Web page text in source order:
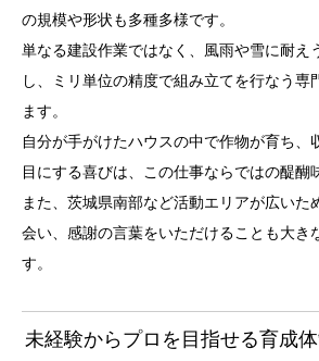
の規模や形状も多種多様です。
単なる建設作業ではなく、風雨や雪に耐え
し、ミリ単位の精度で組み立てを行なう専
ます。
自分が手がけたハウスの中で作物が育ち、
目にする喜びは、この仕事ならではの醍醐
また、茨城県南部など活動エリアが広いた
会い、感謝の言葉をいただけることも大き
す。
未経験からプロを目指せる育成